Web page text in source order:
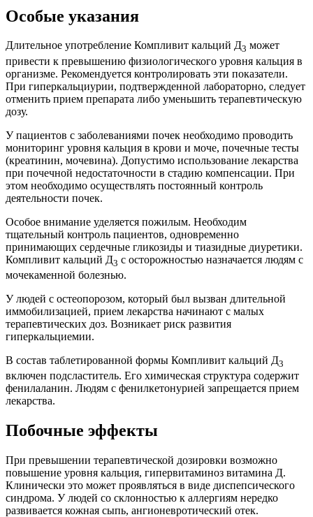
Особые указания
Длительное употребление Компливит кальций Д3 может
привести к превышению физиологического уровня кальция в
организме. Рекомендуется контролировать эти показатели.
При гиперкальциурии, подтвержденной лабораторно, следует
отменить прием препарата либо уменьшить терапевтическую
дозу.
У пациентов с заболеваниями почек необходимо проводить
мониторинг уровня кальция в крови и моче, почечные тесты
(креатинин, мочевина). Допустимо использование лекарства
при почечной недостаточности в стадию компенсации. При
этом необходимо осуществлять постоянный контроль
деятельности почек.
Особое внимание уделяется пожилым. Необходим
тщательный контроль пациентов, одновременно
принимающих сердечные гликозиды и тиазидные диуретики.
Компливит кальций Д3 с осторожностью назначается людям с
мочекаменной болезнью.
У людей с остеопорозом, который был вызван длительной
иммобилизацией, прием лекарства начинают с малых
терапевтических доз. Возникает риск развития
гиперкальциемии.
В состав таблетированной формы Компливит кальций Д3
включен подсластитель. Его химическая структура содержит
фенилаланин. Людям с фенилкетонурией запрещается прием
лекарства.
Побочные эффекты
При превышении терапевтической дозировки возможно
повышение уровня кальция, гипервитаминоз витамина Д.
Клинически это может проявляться в виде диспепсического
синдрома. У людей со склонностью к аллергиям нередко
развивается кожная сыпь, ангионевротический отек.